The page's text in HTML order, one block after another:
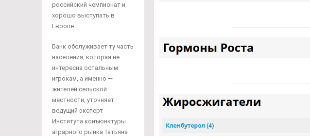
российский чемпионат и
хорошо выступать в
Европе.
Банк обслуживает ту часть
населения, которая не
интересна остальным
игрокам, а именно —
жителей сельской
местности, уточняет
ведущий эксперт
Института конъюнктуры
аграрного рынка Татьяна